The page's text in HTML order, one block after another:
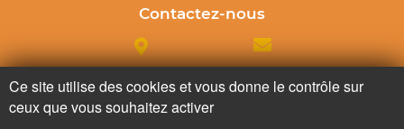
Contactez-nous
Adresse Contactez nous
Ce site utilise des cookies et vous donne le contrôle sur
ceux que vous souhaitez activer